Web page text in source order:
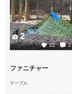
22 2
2
ファニチャー
テーブル